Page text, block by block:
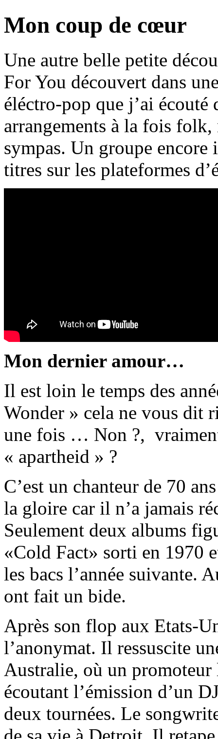
Mon coup de cœur
Une autre belle petite
For You découvert dans
éléctro-pop que j’ai écouté
arrangements à la fois
sympas. Un groupe encore
titres sur les plateformes
Mon dernier amour…
Il est loin le temps des
Wonder » cela ne vous dit
une fois … Non ?,
« apartheid » ?
C’est un chanteur de 70
la gloire car il n’a jamais
Seulement deux albums
«Cold Fact» sorti en 1970
les bacs l’année suivante.
ont fait un bide.
Après son flop aux Etats-
l’anonymat. Il ressuscite
Australie, où un promoteur
écoutant l’émission d’un
deux tournées. Le